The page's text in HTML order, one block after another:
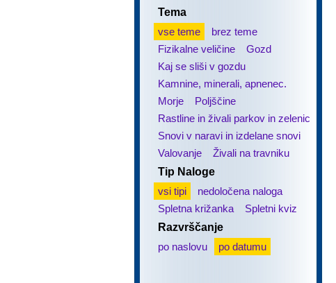
Tema
vse teme
brez teme
Fizikalne veličine
Gozd
Kaj se sliši v gozdu
Kamnine, minerali, apnenec.
Morje
Poljščine
Rastline in živali parkov in zelenic
Snovi v naravi in izdelane snovi
Valovanje
Živali na travniku
Tip Naloge
vsi tipi
nedoločena naloga
Spletna križanka
Spletni kviz
Razvrščanje
po naslovu
po datumu